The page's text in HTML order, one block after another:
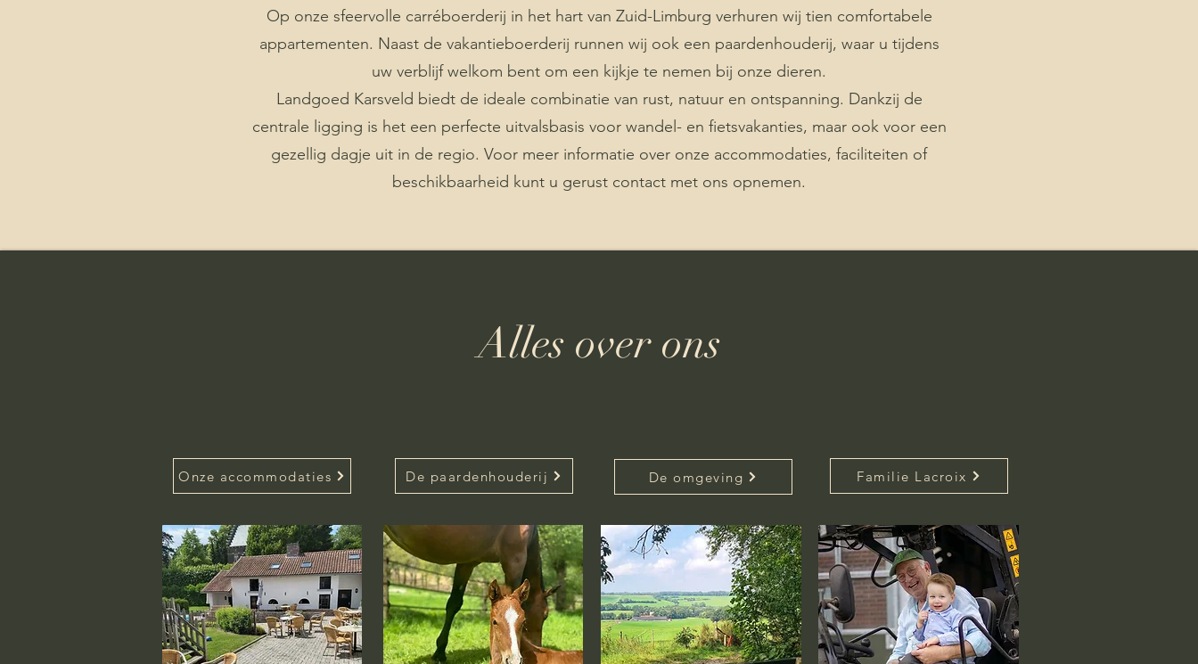
Op onze sfeervolle carréboerderij in het hart van Zuid-Limburg verhuren wij tien comfortabele
appartementen. Naast de vakantieboerderij runnen wij ook een paardenhouderij, waar u tijdens
uw verblijf welkom bent om een kijkje te nemen bij onze dieren.
Landgoed Karsveld biedt de ideale combinatie van rust, natuur en ontspanning. Dankzij de
centrale ligging is het een perfecte uitvalsbasis voor wandel- en fietsvakanties, maar ook voor een
gezellig dagje uit in de regio. Voor meer informatie over onze accommodaties, faciliteiten of
beschikbaarheid kunt u gerust contact met ons opnemen.
Alles over ons
Onze accommodaties De paardenhouderij De omgeving Familie Lacroix